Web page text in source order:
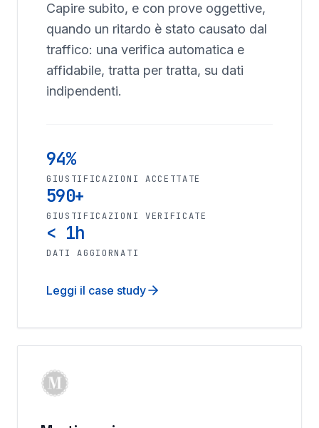
Capire subito, e con prove oggettive,
quando un ritardo è stato causato dal
traffico: una verifica automatica e
affidabile, tratta per tratta, su dati
indipendenti.
94%
GIUSTIFICAZIONI ACCETTATE
590+
GIUSTIFICAZIONI VERIFICATE
< 1h
DATI AGGIORNATI
Leggi il case study